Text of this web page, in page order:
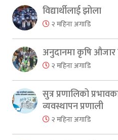
विद्यार्थीलाई झोला
२ महिना अगाडि
अनुदानमा कृषि
२ महिना अगाडि
सुत्र प्रणालिको
व्यवस्थापन प्रणाली
२ महिना अगाडि